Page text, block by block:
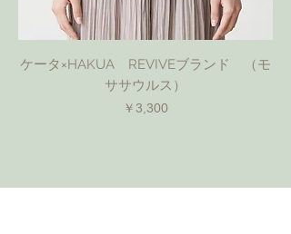
ケータ×HAKUA REVIVEブランド （モ
ササウルス）
価格
￥3,300